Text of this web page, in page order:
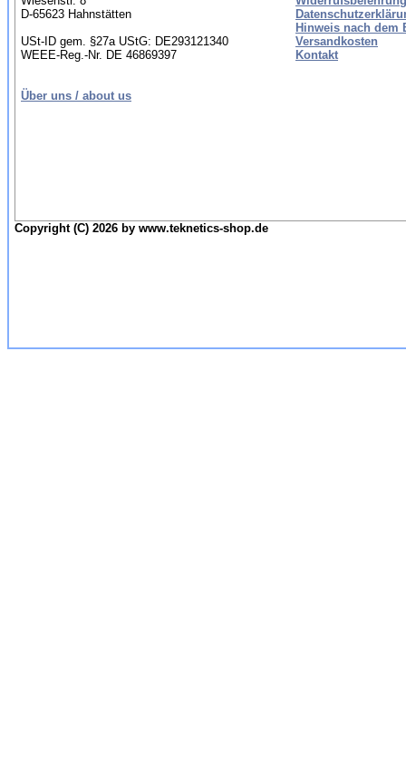
D-65623 Hahnstätten
USt-ID gem. §27a UStG: DE293121340
WEEE-Reg.-Nr. DE 46869397
Über uns / about us
Hinweis nach dem
Versandkosten
Kontakt
Copyright (C) 2026 by www.teknetics-shop.de